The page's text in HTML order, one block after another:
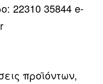
22310 35844 e-
προϊόντων,